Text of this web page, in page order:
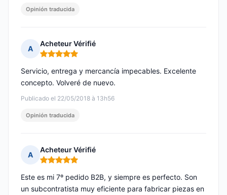
Opinión traducida
A
Acheteur Vérifié
Nota: 5 de 5
Publicado el 22/05/2018 à 13h56
Servicio, entrega y mercancía impecables. Excelente
concepto. Volveré de nuevo.
Opinión traducida
A
Acheteur Vérifié
Nota: 5 de 5
Este es mi 7º pedido B2B, y siempre es perfecto. Son
un subcontratista muy eficiente para fabricar piezas en